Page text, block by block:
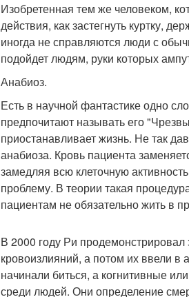
Изобретенная тем же человеком,
действия, как застегнуть куртку,
иногда не справляются люди с
подойдет людям, руки которых
Анабиоз.
Есть в научной фантастике одно
предпочитают называть его
приостанавливает жизнь. Не так
анабиоза. Кровь пациента
замедляя всю клеточную
проблему. В теории такая
пациентам не обязательно жить в
В 2000 году Ри продемонстрировал
кровоизлияний, а потом их ввели
начинали биться, а когнитивные
среди людей. Они определение